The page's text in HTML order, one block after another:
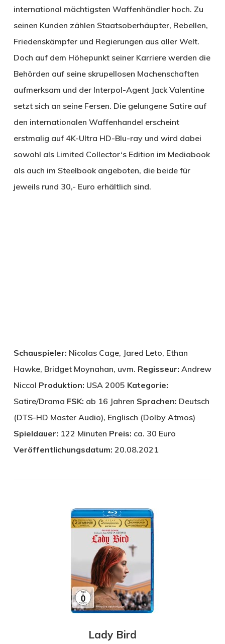
international mächtigsten Waffenhändler hoch. Zu
seinen Kunden zählen Staatsoberhäupter, Rebellen,
Friedenskämpfer und Regierungen aus aller Welt.
Doch auf dem Höhepunkt seiner Karriere werden die
Behörden auf seine skrupellosen Machenschaften
aufmerksam und der Interpol-Agent Jack Valentine
setzt sich an seine Fersen. Die gelungene Satire auf
den internationalen Waffenhandel erscheint
erstmalig auf 4K-Ultra HD-Blu-ray und wird dabei
sowohl als Limited Collector‘s Edition im Mediabook
als auch im Steelbook angeboten, die beide für
jeweils rund 30,- Euro erhältlich sind.
Schauspieler: Nicolas Cage, Jared Leto, Ethan
Hawke, Bridget Moynahan, uvm. Regisseur: Andrew
Niccol Produktion: USA 2005 Kategorie:
Satire/Drama FSK: ab 16 Jahren Sprachen: Deutsch
(DTS-HD Master Audio), Englisch (Dolby Atmos)
Spieldauer: 122 Minuten Preis: ca. 30 Euro
Veröffentlichungsdatum: 20.08.2021
Lady Bird